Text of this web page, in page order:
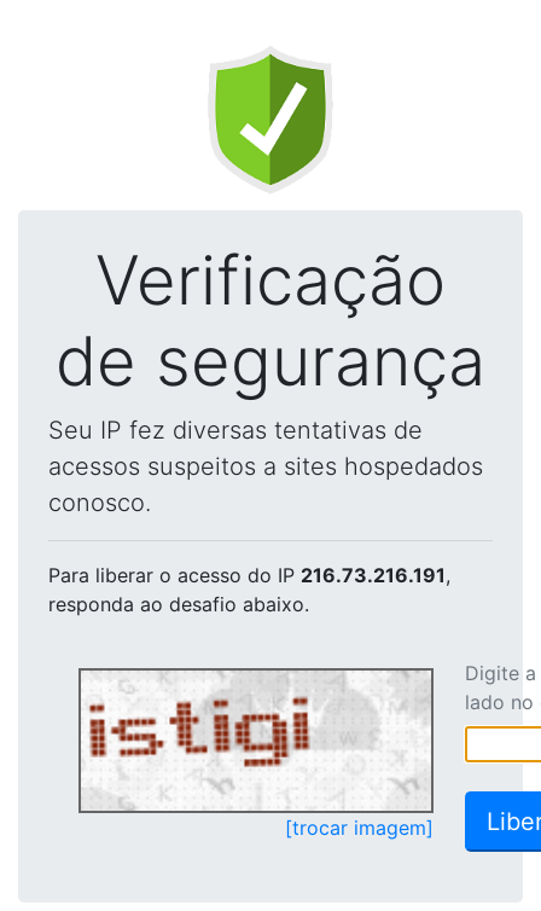
Verificação
de segurança
Seu IP fez diversas tentativas de
acessos suspeitos a sites hospedados
conosco.
Para liberar o acesso do IP 216.73.216.191,
responda ao desafio abaixo.
[trocar imagem]
Digite
lado no